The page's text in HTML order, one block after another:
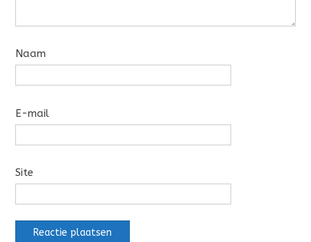
Naam
E-mail
Site